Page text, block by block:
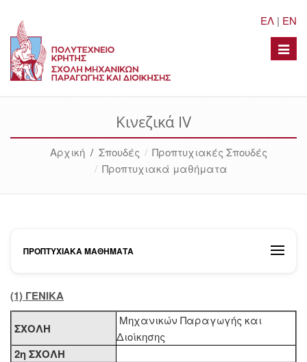
ΕΛ | EN
Toggle
Κινεζικά IV
Αρχική / Σπουδές
Προπτυχιακές Σπουδές
Προπτυχιακά μαθήματα
ΠΡΟΠΤΥΧΙΑΚΆ ΜΑΘΉΜΑΤΑ
(1) ΓΕΝΙΚΑ
ΣΧΟΛΗ
Μηχανικών Παραγωγής και
Διοίκησης
2η ΣΧΟΛΗ